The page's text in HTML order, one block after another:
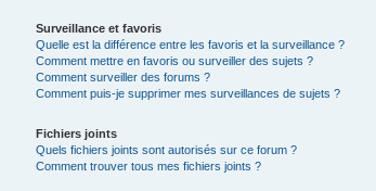
Surveillance et favoris
Quelle est la différence entre les favoris et la surveillance ?
Comment mettre en favoris ou surveiller des sujets ?
Comment surveiller des forums ?
Comment puis-je supprimer mes surveillances de sujets ?
Fichiers joints
Quels fichiers joints sont autorisés sur ce forum ?
Comment trouver tous mes fichiers joints ?